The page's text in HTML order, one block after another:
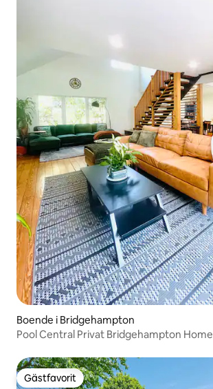
Boende i Bridgehampton
Pool Central Privat Bridgehampton Home
Gästfavorit
Gästfavorit